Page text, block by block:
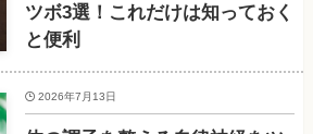
ツボ3選！これだけは知っておく
と便利
2026年7月13日